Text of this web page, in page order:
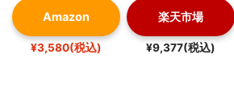
Amazon
¥3,580(税込)
楽天市場
¥9,377(税込)